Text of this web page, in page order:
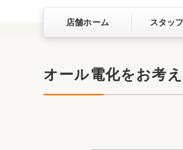
洗面化粧室
ベランダ・バルコ
サービス向上・品
店舗ホーム スタッ
オール電化をお考